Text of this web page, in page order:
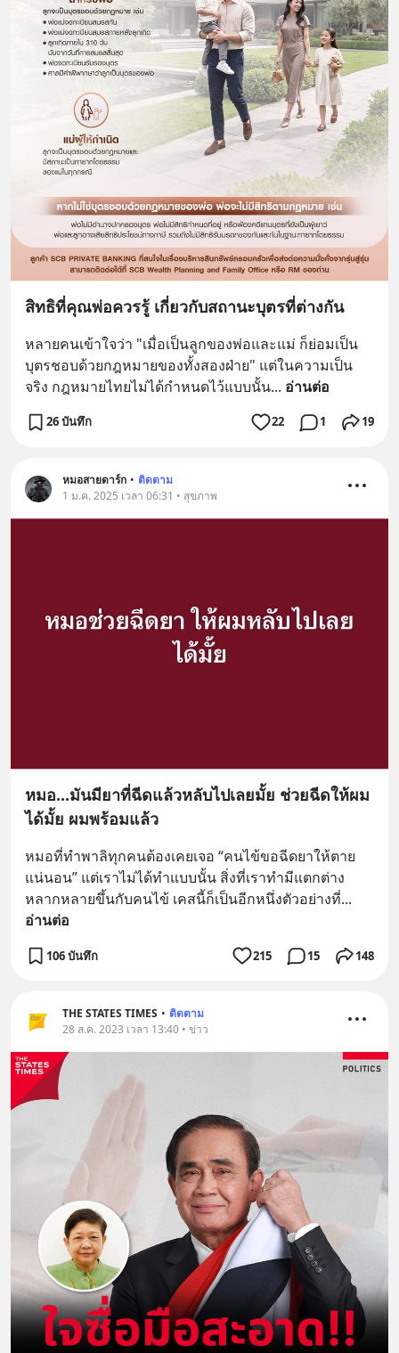
สิทธิที่คุณพ่อควรรู้ เกี่ยวกับสถานะบุตรที่ต่างกัน
หลายคนเข้าใจว่า "เมื่อเป็นลูกของพ่อและแม่ ก็ย่อมเป็น
บุตรชอบด้วยกฎหมายของทั้งสองฝ่าย" แต่ในความเป็น
จริง กฎหมายไทยไม่ได้กำหนดไว้แบบนั้น... อ่านต่อ
26 บันทึก 22 1 19
หมอสายดาร์ก • ติดตาม
1 ม.ค. 2025 เวลา 06:31 • สุขภาพ
หมอ...มันมียาที่ฉีดแล้วหลับไปเลยมั้ย ช่วยฉีดให้ผม
ได้มั้ย ผมพร้อมแล้ว
หมอที่ทำพาลิทุกคนต้องเคยเจอ “คนไข้ขอฉีดยาให้ตาย
แน่นอน” แต่เราไม่ได้ทำแบบนั้น สิ่งที่เราทำมีแตกต่าง
หลากหลายขึ้นกับคนไข้ เคสนี้ก็เป็นอีกหนึ่งตัวอย่างที่
อ่านต่อ
106 บันทึก 215 15 148
THE STATES TIMES • ติดตาม
28 ส.ค. 2023 เวลา 13:40 • ข่าว